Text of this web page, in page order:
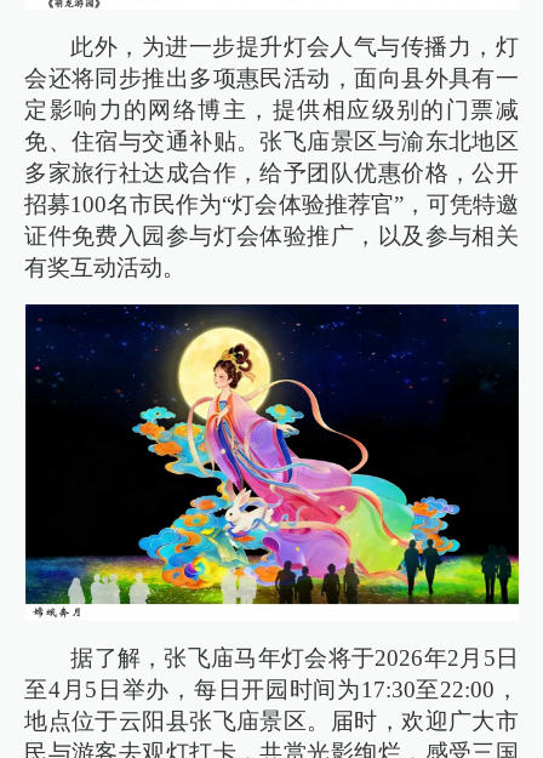
此外，为进一步提升灯会人气与传播力，灯
会还将同步推出多项惠民活动，面向县外具有一
定影响力的网络博主，提供相应级别的门票减
免、住宿与交通补贴。张飞庙景区与渝东北地区
多家旅行社达成合作，给予团队优惠价格，公开
招募100名市民作为“灯会体验推荐官”，可凭特邀
证件免费入园参与灯会体验推广，以及参与相关
有奖互动活动。
据了解，张飞庙马年灯会将于2026年2月5日
至4月5日举办，每日开园时间为17:30至22:00，
地点位于云阳县张飞庙景区。届时，欢迎广大市
民与游客去观灯打卡，共赏光影绚烂，感受三国